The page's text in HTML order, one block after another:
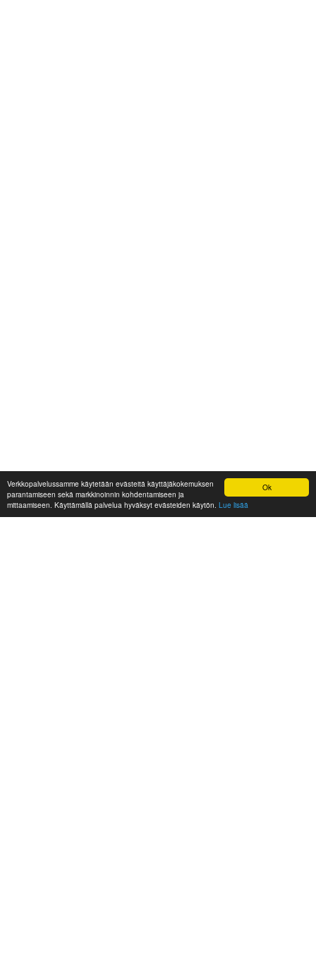
Ok
Verkkopalvelussamme käytetään evästeitä käyttäjäkokemuksen
parantamiseen sekä markkinoinnin kohdentamiseen ja
mittaamiseen. Käyttämällä palvelua hyväksyt evästeiden käytön. Lue lisää